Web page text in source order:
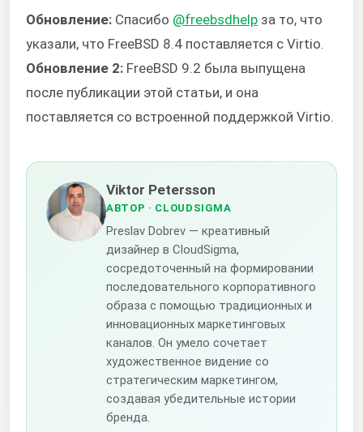
Обновление: Спасибо @freebsdhelp за то, что
указали, что FreeBSD 8.4 поставляется с Virtio.
Обновление 2: FreeBSD 9.2 была выпущена
после публикации этой статьи, и она
поставляется со встроенной поддержкой Virtio.
Viktor Petersson
АВТОР · CLOUDSIGMA
Preslav Dobrev — креативный
дизайнер в CloudSigma,
сосредоточенный на формировании
последовательного корпоративного
образа с помощью традиционных и
инновационных маркетинговых
каналов. Он умело сочетает
художественное видение со
стратегическим маркетингом,
создавая убедительные истории
бренда.